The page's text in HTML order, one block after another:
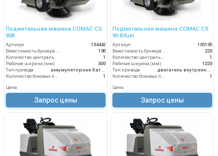
Подметальная машина COMAC CS
80B
Артикул
104442
Вместимость бункера (л)
190
Количество центральных мусоросборных валиков (шт)
1
Рабочая ширина (мм)
800
Тип привода
аккумуляторная батарея
Количество боковых подметальных щёток (шт)
1
Цена
Запрос цены
Подметальная машина COMAC CS
90 Bifuel
Артикул
105195
Вместимость бункера (л)
220
Количество центральных мусоросборных валиков (шт)
1
Рабочая ширина (мм)
1220
Тип привода
двигатель внутреннего сгорания
Количество боковых подметальных щёток (шт)
1
Цена
Запрос цены